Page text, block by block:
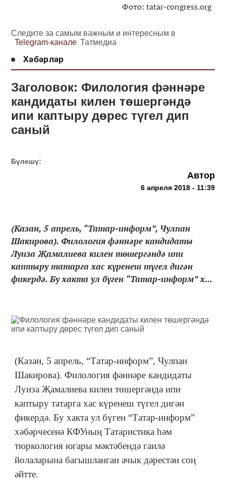
Фото: tatar-congress.org
Следите за самым важным и интересным в
Telegram-канале Татмедиа
Хәбәрләр
Заголовок: Филология фәннәре
кандидаты килен төшергәндә
ипи каптыру дөрес түгел дип
саный
Бүлешү:
Автор
6 апреля 2018 - 11:39
(Казан, 5 апрель, “Татар-информ”, Чулпан
Шакирова). Филология фәннәре кандидаты
Луиза Җамалиева килен төшергәндә ипи
каптыру татарга хас күренеш түгел дигән
фикердә. Бу хакта ул бүген “Татар-информ” х...
(Казан, 5 апрель, “Татар-информ”, Чулпан
Шакирова). Филология фәннәре кандидаты
Луиза Җамалиева килен төшергәндә ипи
каптыру татарга хас күренеш түгел дигән
фикердә. Бу хакта ул бүген “Татар-информ”
хәбәрчесенә КФУның Татаристика һәм
тюркология югары мәктәбендә гаилә
йолаларына багышланган ачык дәрестән соң
әйтте.